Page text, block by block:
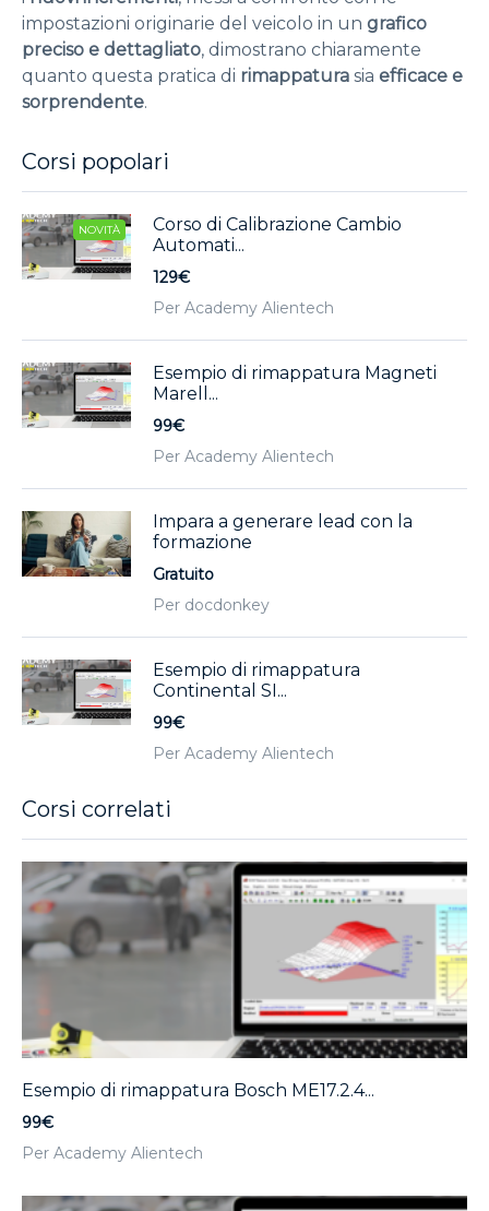
impostazioni originarie del veicolo in un grafico
preciso e dettagliato, dimostrano chiaramente
quanto questa pratica di rimappatura sia efficace e
sorprendente.
Corsi correlati
Esempio di rimappatura Bosch ME17.2.4...
99€
Per Academy Alientech
Corsi popolari
NOVITÀ
Corso di Calibrazione Cambio
Automati...
129€
Per Academy Alientech
Esempio di rimappatura Magneti
Marell...
99€
Per Academy Alientech
Impara a generare lead con la
formazione
Gratuito
Per docdonkey
Esempio di rimappatura
Continental SI...
99€
Per Academy Alientech